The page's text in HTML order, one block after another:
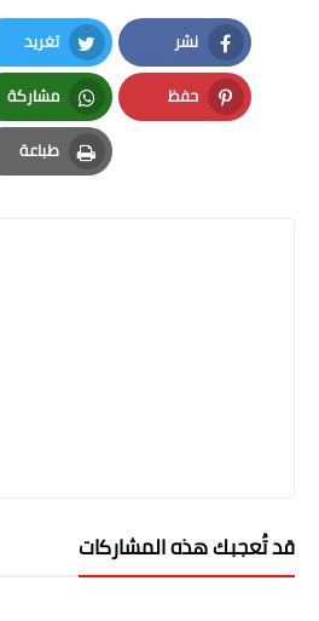
نشر
Facebook
تغريد
Twitter
حفظ
Pinterest
مشاركة
Whatsapp
طباعة
Print
قد تُعجبك هذه المشاركات